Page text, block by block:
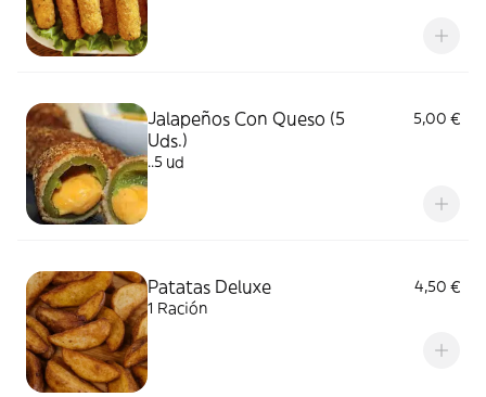
Jalapeños Con Queso (5
Uds.)
5,00 €
..5 ud
Patatas Deluxe
4,50 €
1 Ración